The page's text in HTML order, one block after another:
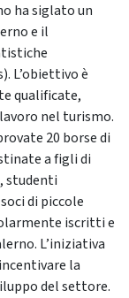
ha siglato un
e il
L’obiettivo è
qualificate,
nel turismo.
20 borse di
a figli di
studenti
di piccole
iscritti e
L’iniziativa
la
del settore.